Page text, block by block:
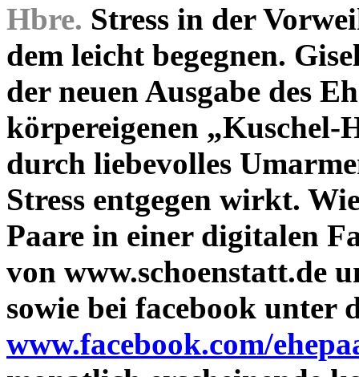
Hbre. Stress in der
dem leicht begegnen.
der neuen Ausgabe des
körpereigenen „Kuschel-
durch liebevolles
Stress entgegen wirkt.
Paare in einer digitalen
von www.schoenstatt.de
sowie bei facebook unter
www.facebook.com/